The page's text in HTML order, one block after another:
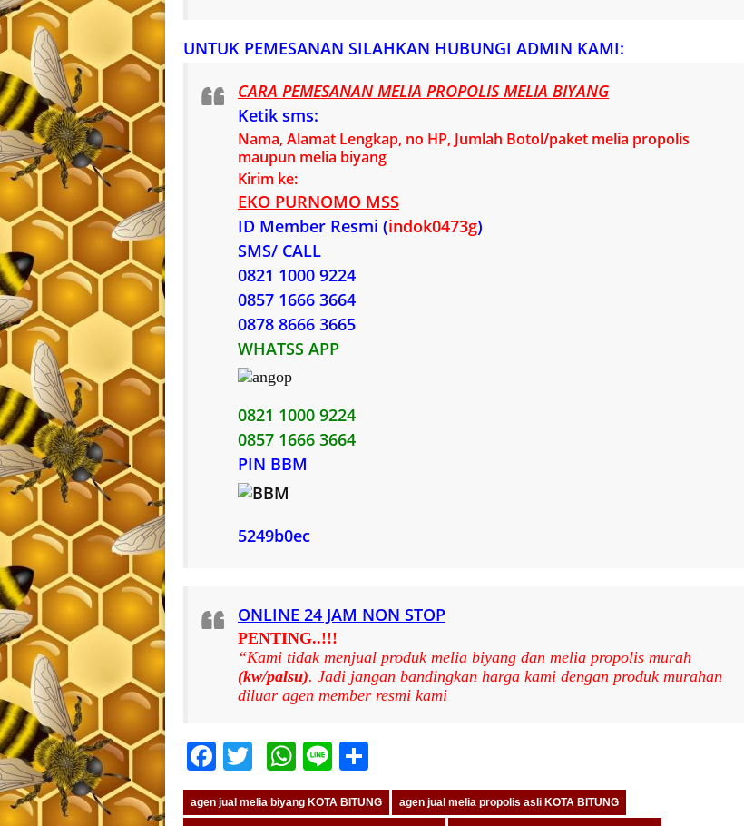
UNTUK PEMESANAN SILAHKAN HUBUNGI ADMIN KAMI:
CARA PEMESANAN MELIA PROPOLIS MELIA BIYANG
Ketik sms:
Nama, Alamat Lengkap, no HP, Jumlah Botol/paket melia propolis
maupun melia biyang
Kirim ke:
EKO PURNOMO MSS
ID Member Resmi (indok0473g)
SMS/ CALL
0821 1000 9224
0857 1666 3664
0878 8666 3665
WHATSS APP
0821 1000 9224
0857 1666 3664
PIN BBM
5249b0ec
ONLINE 24 JAM NON STOP
PENTING..!!!
“Kami tidak menjual produk melia biyang dan melia propolis murah
(kw/palsu). Jadi jangan bandingkan harga kami dengan produk murahan
diluar agen member resmi kami
Facebook
TwitterWhatsApp
Line
agen jual melia biyang KOTA BITUNG agen jual melia propolis asli KOTA BITUNG